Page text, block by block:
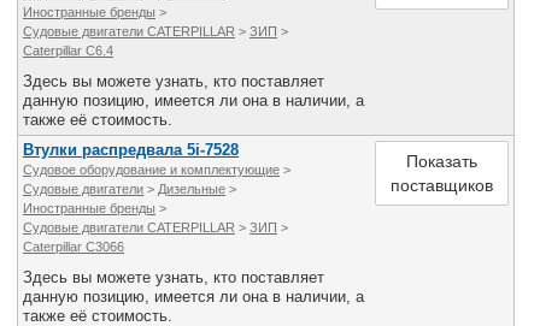
Иностранные бренды >
Судовые двигатели CATERPILLAR > ЗИП >
Caterpillar C6.4
Здесь вы можете узнать, кто поставляет
данную позицию, имеется ли она в наличии, а
также её стоимость.
Втулки распредвала 5i-7528
Судовое оборудование и комплектующие >
Судовые двигатели > Дизельные >
Иностранные бренды >
Судовые двигатели CATERPILLAR > ЗИП >
Caterpillar C3066
Здесь вы можете узнать, кто поставляет
данную позицию, имеется ли она в наличии, а
также её стоимость.
Показать
поставщиков